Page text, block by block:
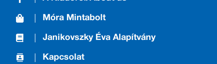
Móra Mintabolt
Janikovszky Éva Alapítvány
Kapcsolat